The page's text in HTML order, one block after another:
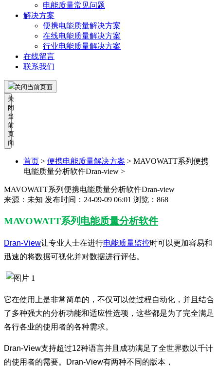
电能质量常见问题
解决方案
便携电能质量解决方案
在线电能质量解决方案
行业电能质量解决方案
在线留言
联系我们
关闭当前页面
关
闭
当
前
页
面
首页 > 便携电能质量解决方案 > MAVOWATT系列便携
电能质量分析软件Dran-view >
MAVOWATT系列便携电能质量分析软件Dran-view
来源：未知 发布时间：24-09-09 06:01 浏览：868
MAVOWATT系列 电能质量分析软件
Dran-View让专业人士在进行电能质量监控时可以更加容易和
迅速的将数据可视化并对数据进行评估。
它在使用上是非常简单的，不仅可以使过程自动化，并且结合
了多种强大的分析功能和适应性选项，这些都是为了完全满足
各行各业的使用者的各种需求。
Dran-View支持超过12种语言并且成功满足了全世界数以千计
的使用者的需要。Dran-View有两种不同的版本，